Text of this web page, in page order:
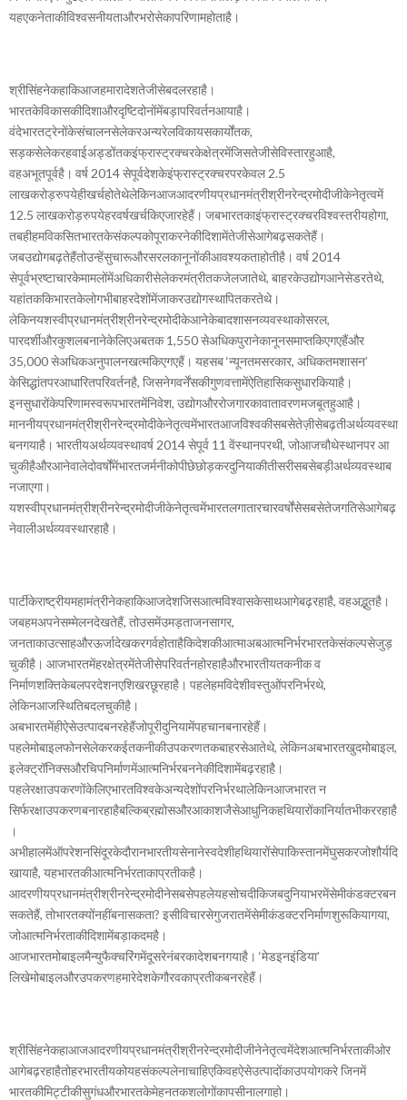
यहएकनेताकीविश्वसनीयताऔरभरोसेकापरिणामहोताहै।
श्रीसिंहनेकहाकिआजहमारादेशतेजीसेबदलरहाहै।
भारतकेविकासकीदिशाऔरदृष्टिदोनोंमेंबड़ापरिवर्तनआयाहै।
वंदेभारतट्रेनोंकेसंचालनसेलेकरअन्यरेलविकायसकार्योंतक,
सड़कसेलेकरहवाईअड्डोंतकइंफ्रास्ट्रक्चरकेक्षेत्रमेंजिसतेजीसेविस्तारहुआहै,
वहअभूतपूर्वहै। वर्ष 2014 सेपूर्वदेशकेइंफ्रास्ट्रक्चरपरकेवल 2.5
लाखकरोड़रुपयेहीखर्चहोतेथेलेकिनआजआदरणीयप्रधानमंत्रीश्रीनरेन्द्रमोदीजीकेनेतृत्वमें
12.5 लाखकरोड़रुपयेहरवर्षखर्चकिएजारहेहैं। जबभारतकाइंफ्रास्ट्रक्चरविश्वस्तरीयहोगा,
तबहीहमविकसितभारतकेसंकल्पकोपूराकरनेकीदिशामेंतेजीसेआगेबढ़सकतेहैं।
जबउद्योगबढ़तेहैंतोउन्हेंसुचारूऔरसरलकानूनोंकीआवश्यकताहोतीहै। वर्ष 2014
सेपूर्वभ्रष्टाचारकेमामलोंमेंअधिकारीसेलेकरमंत्रीतकजेलजातेथे, बाहरकेउद्योगआनेसेडरतेथे,
यहांतककिभारतकेलोगभीबाहरदेशोंमेंजाकरउद्योगस्थापितकरतेथे।
लेकिनयशस्वीप्रधानमंत्रीश्रीनरेन्द्रमोदीकेआनेकेबादशासनव्यवस्थाकोसरल,
पारदर्शीऔरकुशलबनानेकेलिएअबतक 1,550 सेअधिकपुरानेकानूनसमाप्तकिएगएहैंऔर
35,000 सेअधिकअनुपालनखत्मकिएगएहैं। यहसब ‘न्यूनतमसरकार, अधिकतमशासन’
केसिद्धांतपरआधारितपरिवर्तनहै, जिसनेगवर्नेंसकीगुणवत्तामेंऐतिहासिकसुधारकियाहै।
इनसुधारोंकेपरिणामस्वरूपभारतमेंनिवेश, उद्योगऔररोजगारकावातावरणमजबूतहुआहै।
माननीयप्रधानमंत्रीश्रीनरेन्द्रमोदीकेनेतृत्वमेंभारतआजविश्वकीसबसेतेज़ीसेबढ़तीअर्थव्यवस्था
बनगयाहै। भारतीयअर्थव्यवस्थावर्ष 2014 सेपूर्व 11 वेंस्थानपरथी, जोआजचौथेस्थानपर आ
चुकीहैऔरआनेवालेदोवर्षोंमेंभारतजर्मनीकोपीछेछोड़करदुनियाकीतीसरीसबसेबड़ीअर्थव्यवस्थाब
नजाएगा।
यशस्वीप्रधानमंत्रीश्रीनरेन्द्रमोदीजीकेनेतृत्वमेंभारतलगातारचारवर्षोंसेसबसेतेजगतिसेआगेबढ़
नेवालीअर्थव्यवस्थारहाहै।
पार्टीकेराष्ट्रीयमहामंत्रीनेकहाकिआजदेशजिसआत्मविश्वासकेसाथआगेबढ़रहाहै, वहअद्भुतहै।
जबहमअपनेसम्मेलनदेखतेहैं, तोउसमेंउमड़ताजनसागर,
जनताकाउत्साहऔरऊर्जादेखकरगर्वहोताहैकिदेशकीआत्माअबआत्मनिर्भरभारतकेसंकल्पसेजुड़
चुकीहै। आजभारतमेंहरक्षेत्रमेंतेजीसेपरिवर्तनहोरहाहैऔरभारतीयतकनीक व
निर्माणशक्तिकेबलपरदेशनएशिखरछूरहाहै। पहलेहमविदेशीवस्तुओंपरनिर्भरथे,
लेकिनआजस्थितिबदलचुकीहै।
अबभारतमेंहीऐसेउत्पादबनरहेहैंजोपूरीदुनियामेंपहचानबनारहेहैं।
पहलेमोबाइलफोनसेलेकरकईतकनीकीउपकरणतकबाहरसेआतेथे, लेकिनअबभारतखुदमोबाइल,
इलेक्ट्रॉनिक्सऔरचिपनिर्माणमेंआत्मनिर्भरबननेकीदिशामेंबढ़रहाहै।
पहलेरक्षाउपकरणोंकेलिएभारतविश्वकेअन्यदेशोंपरनिर्भरथालेकिनआजभारत न
सिर्फरक्षाउपकरणबनारहाहैबल्किब्रह्मोसऔरआकाशजैसेआधुनिकहथियारोंकानिर्यातभीकररहाहै
।
अभीहालमेंऑपरेशनसिंदूरकेदौरानभारतीयसेनानेस्वदेशीहथियारोंसेपाकिस्तानमेंघुसकरजोशौर्यदि
खायाहै, यहभारतकीआत्मनिर्भरताकाप्रतीकहै।
आदरणीयप्रधानमंत्रीश्रीनरेन्द्रमोदीनेसबसेपहलेयहसोचदीकिजबदुनियाभरमेंसेमीकंडक्टरबन
सकतेहैं, तोभारतक्योंनहींबनासकता? इसीविचारसेगुजरातमेंसेमीकंडक्टरनिर्माणशुरूकियागया,
जोआत्मनिर्भरताकीदिशामेंबड़ाकदमहै।
आजभारतमोबाइलमैन्युफैक्चरिंगमेंदूसरेनंबरकादेशबनगयाहै। ‘मेडइनइंडिया’
लिखेमोबाइलऔरउपकरणहमारेदेशकेगौरवकाप्रतीकबनरहेहैं।
श्रीसिंहनेकहाआजआदरणीयप्रधानमंत्रीश्रीनरेन्द्रमोदीजीनेनेतृत्वमेंदेशआत्मनिर्भरताकीओर
आगेबढ़रहाहैतोहरभारतीयकोयहसंकल्पलेनाचाहिएकिवहऐसेउत्पादोंकाउपयोगकरे जिनमें
भारतकीमिट्टीकीसुगंधऔरभारतकेमेहनतकशलोगोंकापसीनालगाहो।